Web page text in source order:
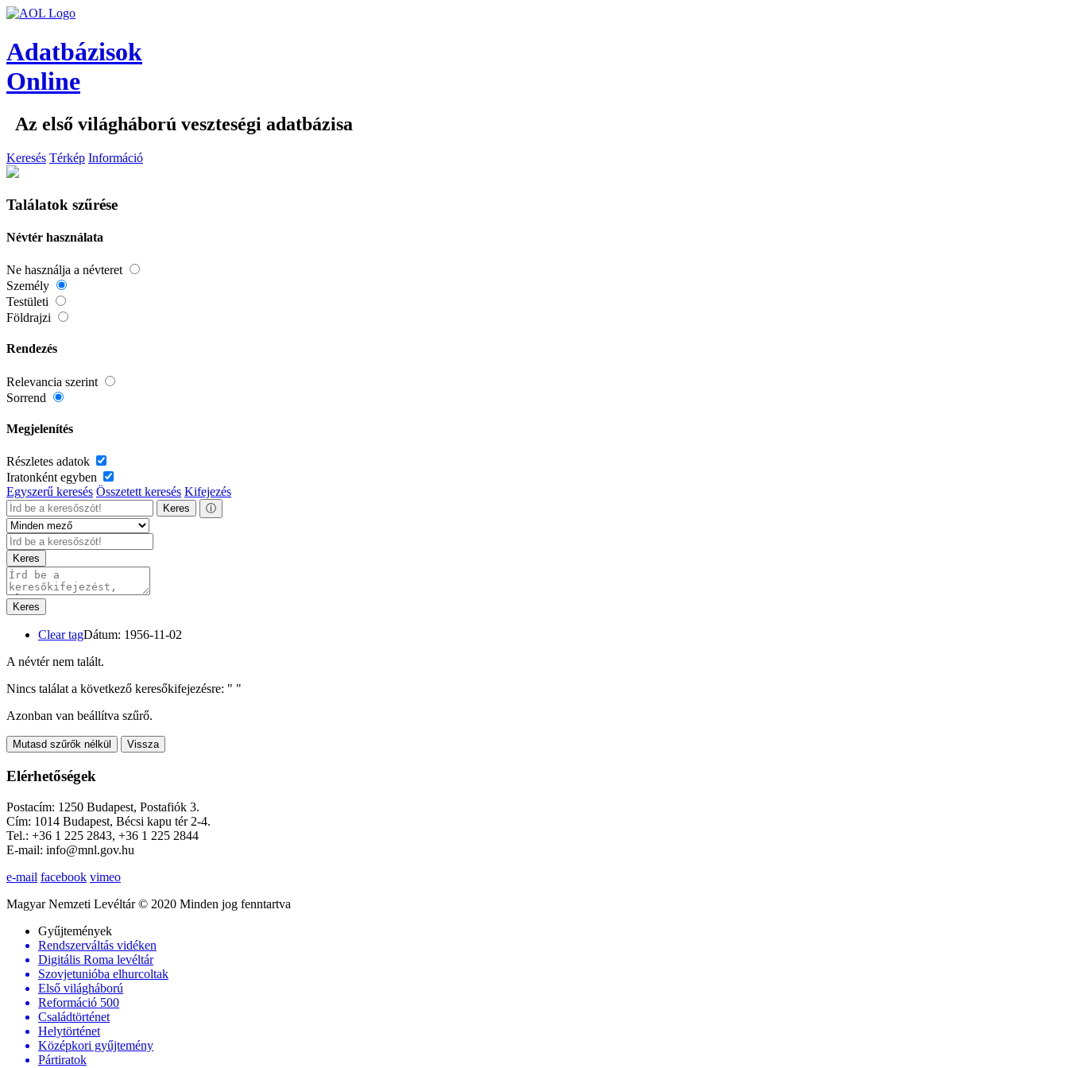
Adatbázisok
Online
Az első világháború veszteségi adatbázisa
Keresés Térkép Információ
Találatok szűrése
Névtér használata
Ne használja a névteret
Személy
Testületi
Földrajzi
Rendezés
Relevancia szerint
Sorrend
Megjelenítés
Részletes adatok
Iratonként egyben
Egyszerű keresés Összetett keresés Kifejezés
Keres ⓘ
Keres
Keres
Clear tagDátum: 1956-11-02
A névtér nem talált.
Nincs találat a következő keresőkifejezésre: " "
Azonban van beállítva szűrő.
Mutasd szűrők nélkül Vissza
Elérhetőségek
Postacím: 1250 Budapest, Postafiók 3.
Cím: 1014 Budapest, Bécsi kapu tér 2-4.
Tel.: +36 1 225 2843, +36 1 225 2844
E-mail: info@mnl.gov.hu
e-mail facebook vimeo
Magyar Nemzeti Levéltár © 2020 Minden jog fenntartva
Gyűjtemények
Rendszerváltás vidéken
Digitális Roma levéltár
Szovjetunióba elhurcoltak
Első világháború
Reformáció 500
Családtörténet
Helytörténet
Középkori gyűjtemény
Pártiratok